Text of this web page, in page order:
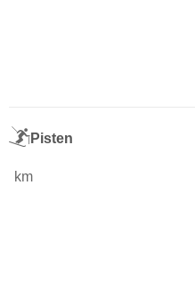
Pisten
km